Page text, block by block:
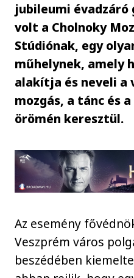
jubileumi évadzáró
volt a Cholnoky
Stúdiónak, egy
műhelynek, amely
alakítja és neveli a
mozgás, a tánc és
örömén keresztül.
Az esemény
Veszprém város
beszédében